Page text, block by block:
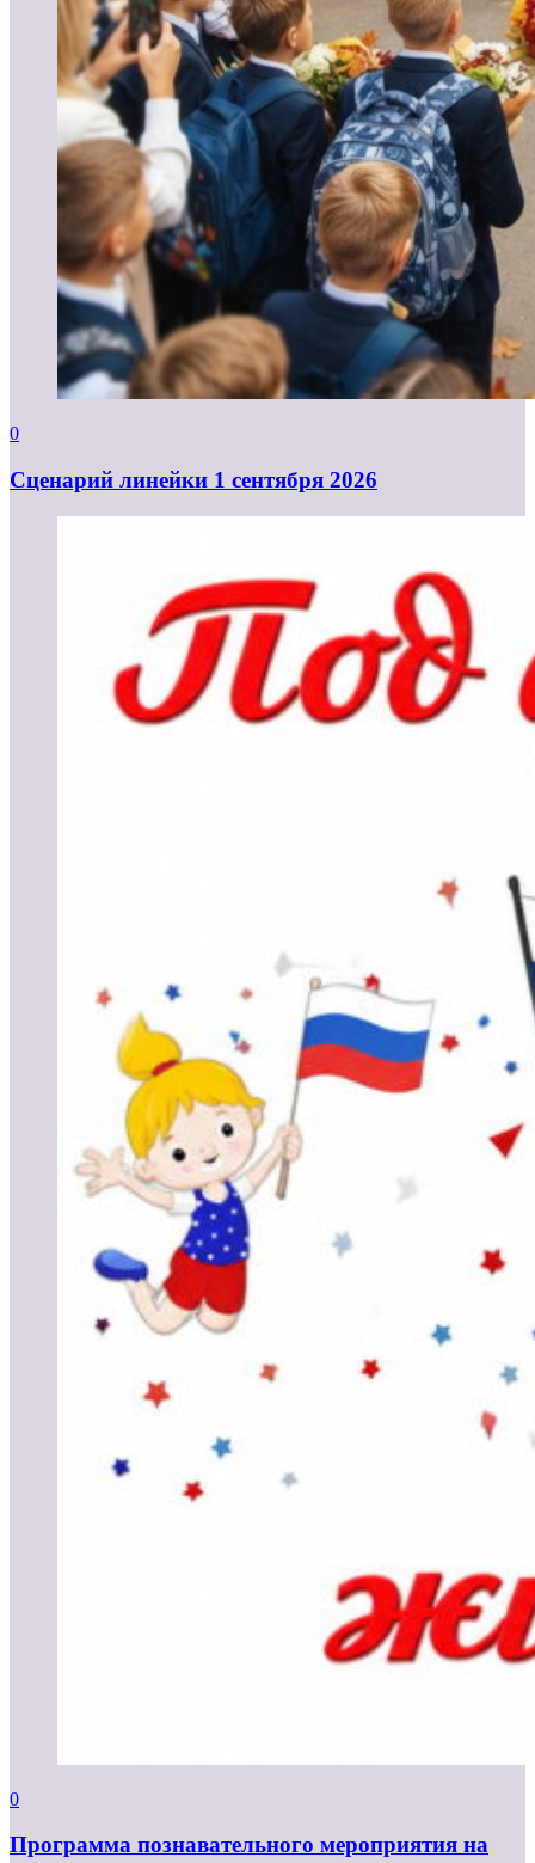
0
Cценарий линейки 1 сентября 2026
0
Программа познавательного мероприятия на